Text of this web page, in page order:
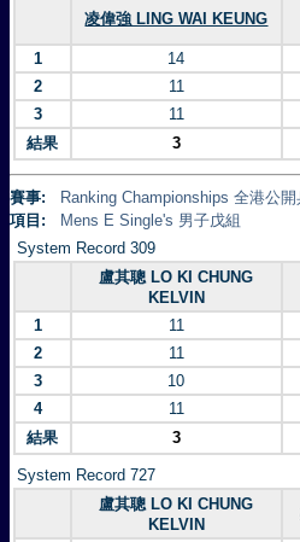
凌偉強 LING WAI KEUNG
1
14
2
11
3
11
結果
3
賽事:
Ranking Championships 全港公
項目:
Mens E Single's 男子戊組
System Record 309
盧其聰 LO KI CHUNG
KELVIN
1 11
2
11
3
10
4
11
結果
3
System Record 727
盧其聰 LO KI CHUNG
KELVIN